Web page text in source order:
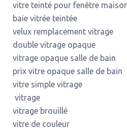
vitre teinté pour fenêtre
baie vitrée teintée
velux remplacement vitrage
double vitrage opaque
vitrage opaque salle de bain
prix vitre opaque salle de bain
vitre simple vitrage
vitrage
vitrage brouillé
vitre de couleur